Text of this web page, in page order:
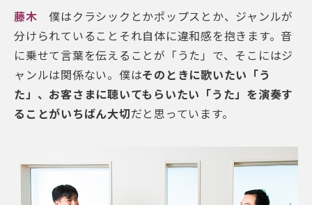
藤木 僕はクラシックとかポップスとか、ジャンルが
分けられていることそれ自体に違和感を抱きます。音
に乗せて言葉を伝えることが「うた」で、そこにはジ
ャンルは関係ない。僕はそのときに歌いたい「う
た」、お客さまに聴いてもらいたい「うた」を演奏す
ることがいちばん大切だと思っています。